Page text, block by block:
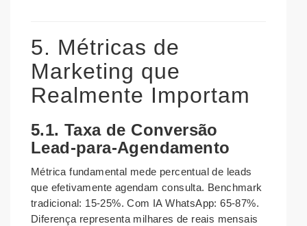
5. Métricas de
Marketing que
Realmente Importam
5.1. Taxa de Conversão
Lead-para-Agendamento
Métrica fundamental mede percentual de leads
que efetivamente agendam consulta. Benchmark
tradicional: 15-25%. Com IA WhatsApp: 65-87%.
Diferença representa milhares de reais mensais